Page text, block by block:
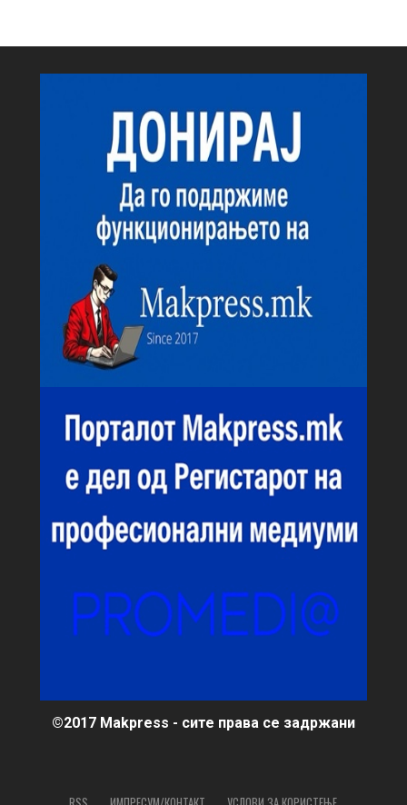
©2017 Makpress - сите права се задржани